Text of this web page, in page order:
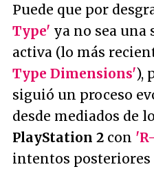
Puede que por
Type' ya no sea una
activa (lo más
Type Dimensions'),
siguió un proceso
desde mediados de
PlayStation 2 con
intentos posteriores